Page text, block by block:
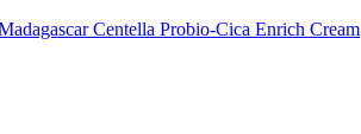
Centella Probio-Cica Enrich Cream